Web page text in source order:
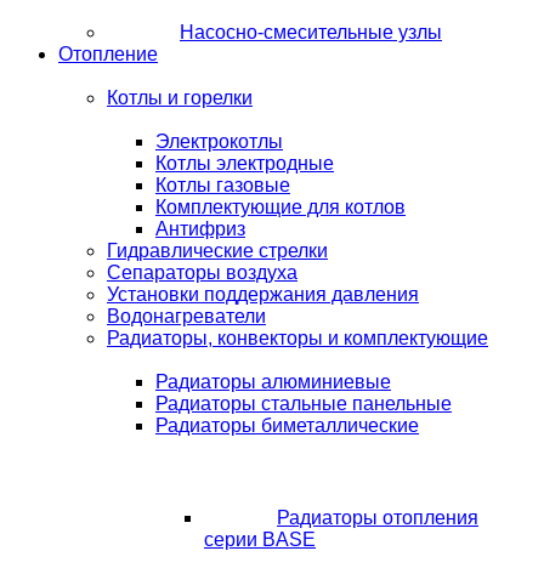
Насосно-смесительные узлы
Отопление
Котлы и горелки
Электрокотлы
Котлы электродные
Котлы газовые
Комплектующие для котлов
Антифриз
Гидравлические стрелки
Сепараторы воздуха
Установки поддержания давления
Водонагреватели
Радиаторы, конвекторы и комплектующие
Радиаторы алюминиевые
Радиаторы стальные панельные
Радиаторы биметаллические
Радиаторы отопления
серии BASE